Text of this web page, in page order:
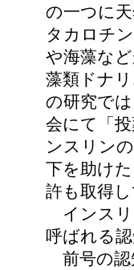
の一つに
タカロチ
や海藻な
藻類ドナ
の研究で
会にて「
ンスリン
下を助け
許も取得
インスリ
呼ばれる
前号の認